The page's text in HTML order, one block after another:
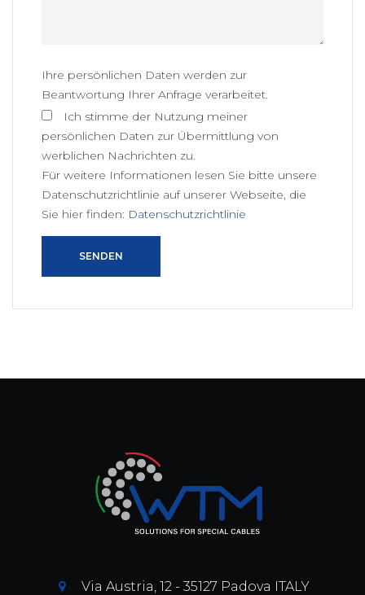
Ihre persönlichen Daten werden zur
Beantwortung Ihrer Anfrage verarbeitet.
Ich stimme der Nutzung meiner
persönlichen Daten zur Übermittlung von
werblichen Nachrichten zu.
Für weitere Informationen lesen Sie bitte unsere
Datenschutzrichtlinie auf unserer Webseite, die
Sie hier finden: Datenschutzrichtlinie
SENDEN
Via Austria, 12 - 35127 Padova ITALY